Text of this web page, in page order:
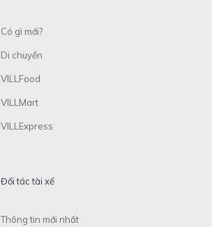
Có gì mới?
Di chuyển
VILLFood
VILLMart
VILLExpress
Đối tác tài xế
Thông tin mới nhất